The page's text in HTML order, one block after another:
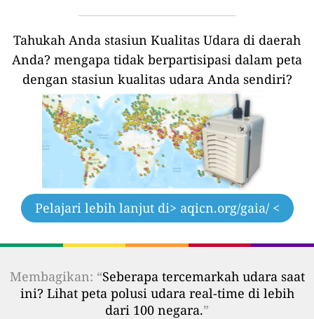
Tahukah Anda stasiun Kualitas Udara di daerah
Anda? mengapa tidak berpartisipasi dalam peta
dengan stasiun kualitas udara Anda sendiri?
Pelajari lebih lanjut di> aqicn.org/gaia/ <
Membagikan: “Seberapa tercemarkah udara saat
ini? Lihat peta polusi udara real-time di lebih
dari 100 negara.”